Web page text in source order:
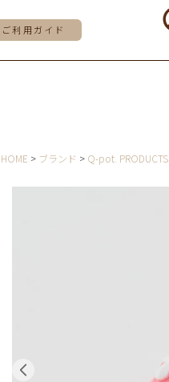
ご利用ガイド
HOME ブランド Q-pot. PRODUCTS